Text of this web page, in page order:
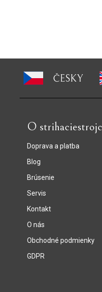
ČESKY
O
Doprava a platba
Blog
Brúsenie
Servis
Kontakt
O nás
Obchodné podmienky
GDPR